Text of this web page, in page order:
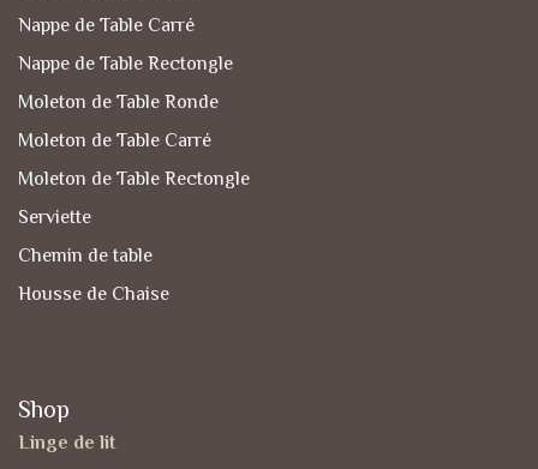
Nappe de Table Carré
Nappe de Table Rectongle
Moleton de Table Ronde
Moleton de Table Carré
Moleton de Table Rectongle
Serviette
Chemin de table
Housse de Chaise
Shop
Linge de lit